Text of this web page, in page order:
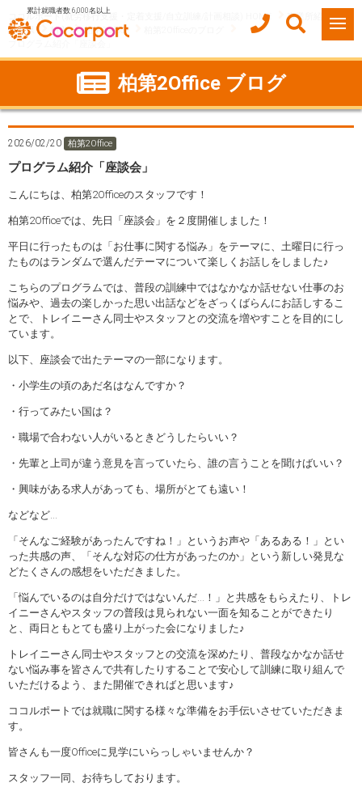
累計就職者数 6,000名以上
ココルポート(就労移行支援・定着支援/自立訓練/計画相談) HOME
事業所紹介
千葉県
柏市 柏第2Office
プログラム紹介「座談会」
柏第2Office ブログ
2026/02/20 柏第2Office
プログラム紹介「座談会」
こんにちは、柏第2Officeのスタッフです！
柏第2Officeでは、先日「座談会」を２度開催しました！
平日に行ったものは「お仕事に関する悩み」をテーマに、土曜日に行っ
たものはランダムで選んだテーマについて楽しくお話しをしました♪
こちらのプログラムでは、普段の訓練中ではなかなか話せない仕事のお
悩みや、過去の楽しかった思い出話などをざっくばらんにお話しするこ
とで、トレイニーさん同士やスタッフとの交流を増やすことを目的にし
ています。
以下、座談会で出たテーマの一部になります。
・小学生の頃のあだ名はなんですか？
・行ってみたい国は？
・職場で合わない人がいるときどうしたらいい？
・先輩と上司が違う意見を言っていたら、誰の言うことを聞けばいい？
・興味がある求人があっても、場所がとても遠い！
などなど…
「そんなご経験があったんですね！」というお声や「あるある！」とい
った共感の声、「そんな対応の仕方があったのか」という新しい発見な
どたくさんの感想をいただきました。
「悩んでいるのは自分だけではないんだ…！」と共感をもらえたり、トレ
イニーさんやスタッフの普段は見られない一面を知ることができたり
と、両日ともとても盛り上がった会になりました♪
トレイニーさん同士やスタッフとの交流を深めたり、普段なかなか話せ
ない悩み事を皆さんで共有したりすることで安心して訓練に取り組んで
いただけるよう、また開催できればと思います♪
ココルポートでは就職に関する様々な準備をお手伝いさせていただきま
す。
皆さんも一度Officeに見学にいらっしゃいませんか？
スタッフ一同、お待ちしております。